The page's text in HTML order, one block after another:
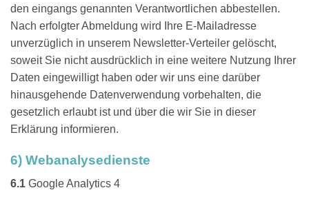
den eingangs genannten Verantwortlichen abbestellen.
Nach erfolgter Abmeldung wird Ihre E-Mailadresse
unverzüglich in unserem Newsletter-Verteiler gelöscht,
soweit Sie nicht ausdrücklich in eine weitere Nutzung Ihrer
Daten eingewilligt haben oder wir uns eine darüber
hinausgehende Datenverwendung vorbehalten, die
gesetzlich erlaubt ist und über die wir Sie in dieser
Erklärung informieren.
6) Webanalysedienste
6.1 Google Analytics 4